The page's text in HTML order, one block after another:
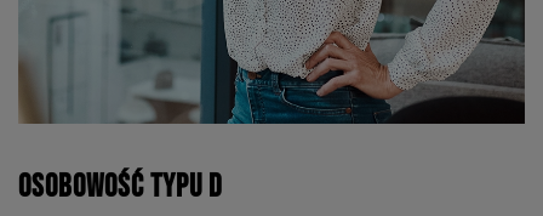
Osobowość typu D